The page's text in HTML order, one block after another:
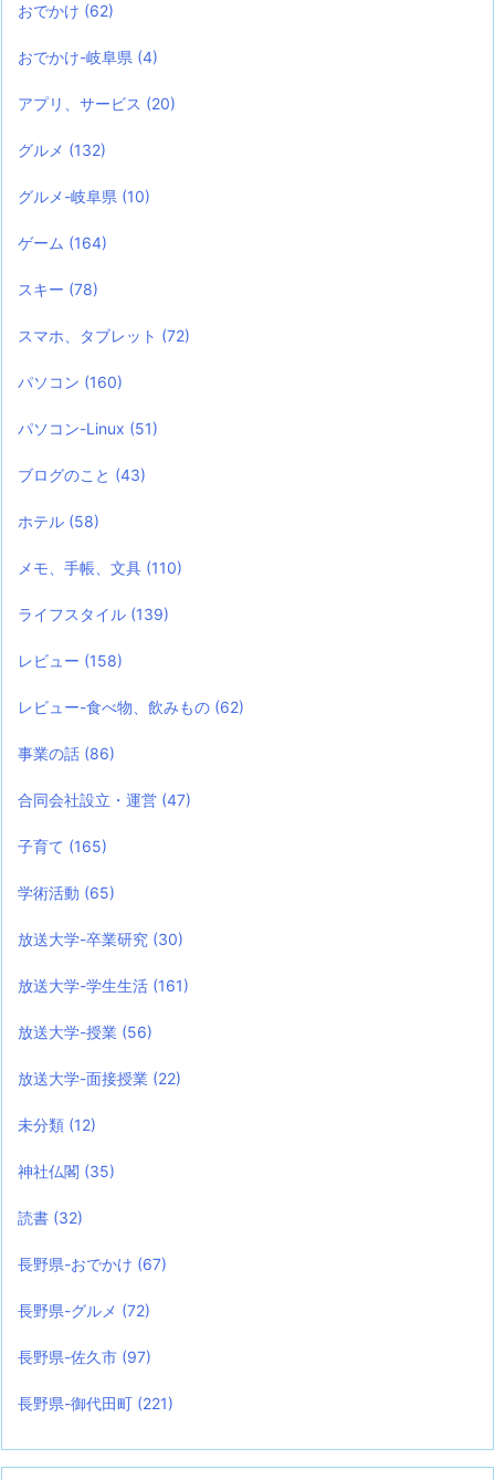
おでかけ (62)
おでかけ-岐阜県 (4)
アプリ、サービス (20)
グルメ (132)
グルメ-岐阜県 (10)
ゲーム (164)
スキー (78)
スマホ、タブレット (72)
パソコン (160)
パソコン-Linux (51)
ブログのこと (43)
ホテル (58)
メモ、手帳、文具 (110)
ライフスタイル (139)
レビュー (158)
レビュー-食べ物、飲みもの (62)
事業の話 (86)
合同会社設立・運営 (47)
子育て (165)
学術活動 (65)
放送大学-卒業研究 (30)
放送大学-学生生活 (161)
放送大学-授業 (56)
放送大学-面接授業 (22)
未分類 (12)
神社仏閣 (35)
読書 (32)
長野県-おでかけ (67)
長野県-グルメ (72)
長野県-佐久市 (97)
長野県-御代田町 (221)